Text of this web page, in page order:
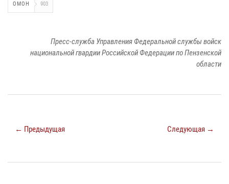
ОМОН 903
Пресс-служба Управления Федеральной службы войск
национальной гвардии Российской Федерации по Пензенской
области
← Предыдущая Следующая →